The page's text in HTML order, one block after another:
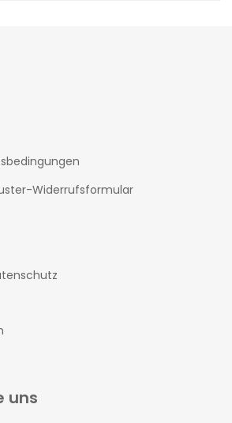
Widerrufsformular
uns